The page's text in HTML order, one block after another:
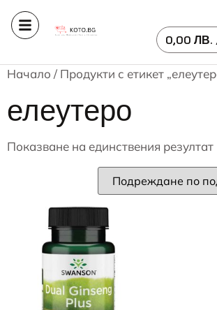
0,00 ЛВ.
Начало / Продукти с етикет
елеутеро
Показване на единствения резултат